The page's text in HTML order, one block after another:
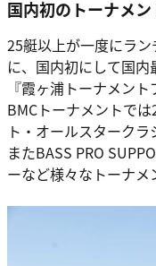
国内初のトーナメン
25艇以上が一度にラ
に、国内初にして国
『霞ヶ浦トーナメン
BMCトーナメントで
ト・オールスタークラ
またBASS PRO
ーなど様々なトーナメ